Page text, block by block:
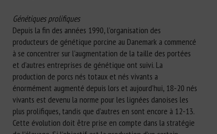
Génétiques prolifiques
Depuis la fin des années 1990, l’organisation des
producteurs de génétique porcine au Danemark a commencé
à se concentrer sur l’augmentation de la taille des portées
et d’autres entreprises de génétique ont suivi. La
production de porcs nés totaux et nés vivants a
énormément augmenté depuis lors et aujourd’hui, 18-20 nés
vivants est devenu la norme pour les lignées danoises les
plus prolifiques, tandis que d’autres en sont encore à 12-13.
Cette évolution doit être prise en compte dans la stratégie